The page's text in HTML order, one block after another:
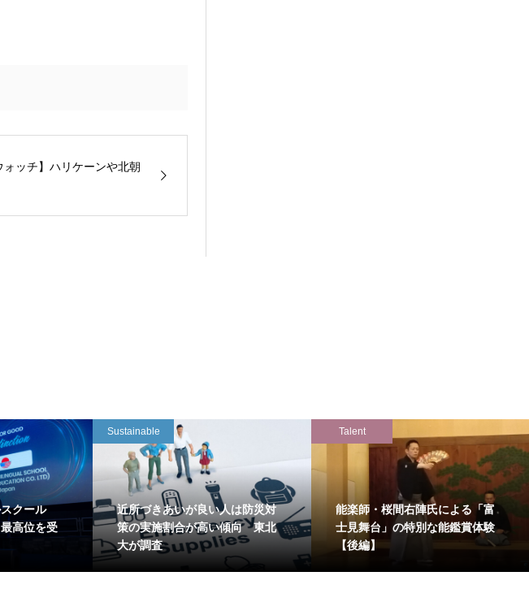
ォッチ】ハリケーンや北朝
クール
高位を受
Sustainable
近所づきあいが良い人は防災対
策の実施割合が高い傾向 東北
大が調査
Talent
能楽師・桜間右陣氏による「富
士見舞台」の特別な能鑑賞体験
【後編】